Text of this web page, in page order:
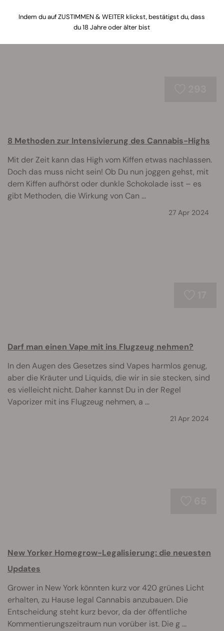
und allem dazwischen.
8 Methoden zur Intensivierung des Cannabis-Highs
Mit der Zeit kann das High vom Kiffen etwas nachlassen.
Doch das muss nicht sein! Ob Du nun joggen gehst, mit
dem Kiffen aufhörst oder dunkle Schokolade isst – es
gibt Methoden, die Wirkung von Can ...
27 Apr 2024
Darf man einen Vape mit ins Flugzeug nehmen?
In den Augen des Gesetzes sind Vapes harmlos genug,
aber die Kräuter und Liquids, die wir in sie stecken, sind
es vielleicht nicht. Daher kannst Du in der Regel
Vaporizer mit ins Flugzeug nehmen, a ...
21 Apr 2024
New Yorker Homegrow-Legalisierung: die neuesten
Updates
Grower in New York könnten kurz vor 420 grünes Licht
erhalten, zu Hause legal Cannabis anzubauen. Die
Entscheidung steht kurz bevor, da der öffentliche
Kommentierungszeitraum nun vorüber ist. Die g ...
Indem du auf ZUSTIMMEN & WEITER klickst, bestätigst du, dass
du 18 Jahre oder älter bist